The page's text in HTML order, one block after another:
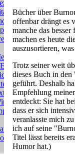
Bücher über
offenbar drängt es
manche das
machen es heute
auszusortieren,
Trotz seiner weit
dieses Buch in
geführt. Deshalb
Empfehlung
entdeckt: Sie hat
dass er sich
veranlasste mich
ich auf seine
Titel lässt bereits
Humor hat.)